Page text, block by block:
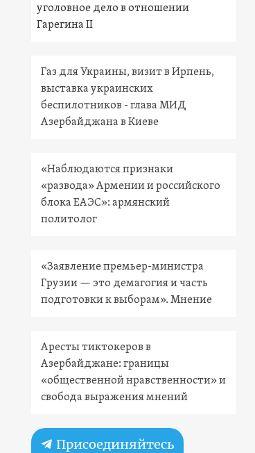
уголовное дело в отношении
Гарегина II
Газ для Украины, визит в Ирпень,
выставка украинских
беспилотников - глава МИД
Азербайджана в Киеве
«Наблюдаются признаки
«развода» Армении и российского
блока ЕАЭС»: армянский
политолог
«Заявление премьер-министра
Грузии — это демагогия и часть
подготовки к выборам». Мнение
Аресты тиктокеров в
Азербайджане: границы
«общественной нравственности» и
свобода выражения мнений
Присоединяйтесь